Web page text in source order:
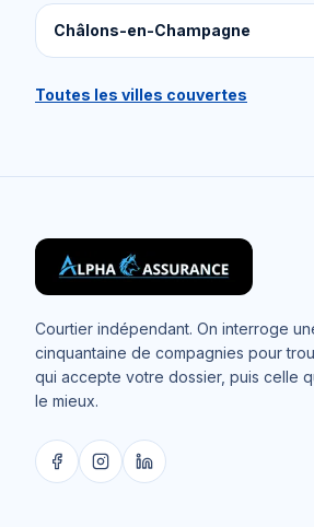
Châlons-en-Champagne
Toutes les villes couvertes
Courtier indépendant. On interroge
cinquantaine de compagnies pour
qui accepte votre dossier, puis celle
le mieux.